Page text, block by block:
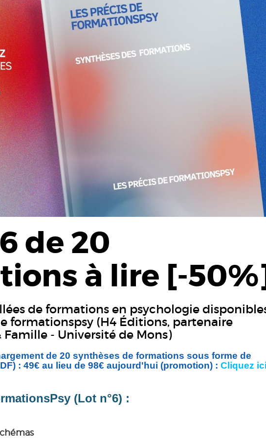
de 20
à lire [-
de formations en psychologie
formationspsy (H4 Éditions, partenaire
Famille - Université de Mons)
de 20 synthèses de formations sous forme de
: 49€ au lieu de 98€ aujourd'hui (promotion) : Cliquez ici
(Lot n°6) :